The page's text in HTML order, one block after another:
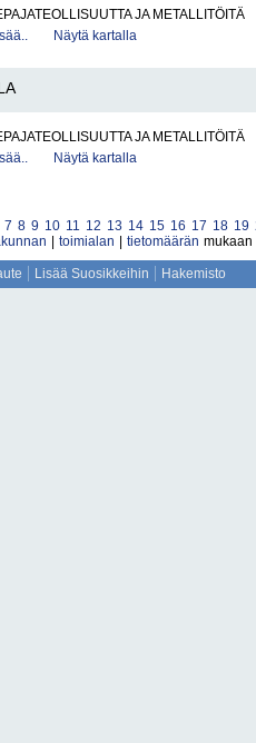
JA METALLITÖITÄ
Näytä kartalla
JA METALLITÖITÄ
Näytä kartalla
7 8 9 10 11 12 13 14 15 16 17 18 19
toimialan tietomäärän mukaan
Lisää Suosikkeihin Hakemisto